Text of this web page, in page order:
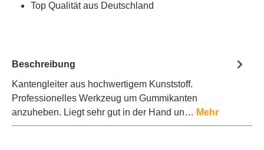
Top Qualität aus Deutschland
Beschreibung
Kantengleiter aus hochwertigem Kunststoff.
Professionelles Werkzeug um Gummikanten
anzuheben. Liegt sehr gut in der Hand un… Mehr